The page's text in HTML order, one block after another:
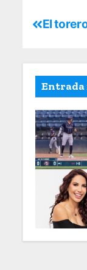
El
Entrada